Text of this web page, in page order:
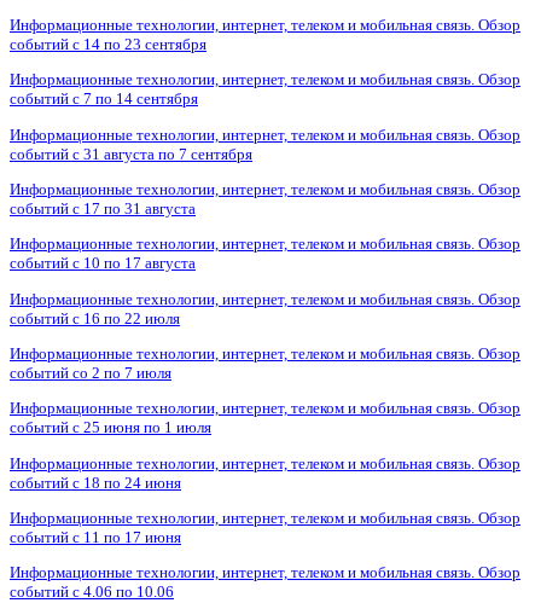
Информационные технологии, интернет, телеком и мобильная связь. Обзор
событий с 14 по 23 сентября
Информационные технологии, интернет, телеком и мобильная связь. Обзор
событий с 7 по 14 сентября
Информационные технологии, интернет, телеком и мобильная связь. Обзор
событий с 31 августа по 7 сентября
Информационные технологии, интернет, телеком и мобильная связь. Обзор
событий с 17 по 31 августа
Информационные технологии, интернет, телеком и мобильная связь. Обзор
событий с 10 по 17 августа
Информационные технологии, интернет, телеком и мобильная связь. Обзор
событий с 16 по 22 июля
Информационные технологии, интернет, телеком и мобильная связь. Обзор
событий со 2 по 7 июля
Информационные технологии, интернет, телеком и мобильная связь. Обзор
событий с 25 июня по 1 июля
Информационные технологии, интернет, телеком и мобильная связь. Обзор
событий с 18 по 24 июня
Информационные технологии, интернет, телеком и мобильная связь. Обзор
событий с 11 по 17 июня
Информационные технологии, интернет, телеком и мобильная связь. Обзор
событий с 4.06 по 10.06